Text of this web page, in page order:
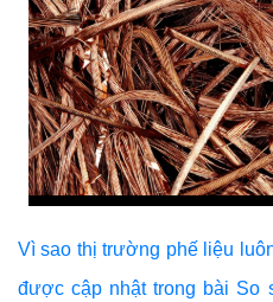
Vì sao thị trường phế liệu
được cập nhật trong bài So